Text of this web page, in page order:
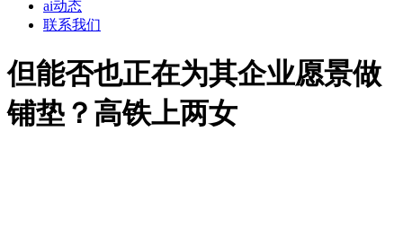
ai动态
联系我们
但能否也正在为其企业愿景做
铺垫？高铁上两女